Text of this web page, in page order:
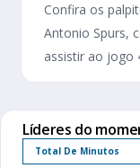
Confira os
Antonio Spurs,
assistir ao jogo
Líderes do